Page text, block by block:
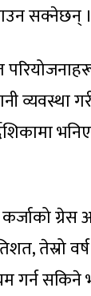
सक्नेछन् ।
व्यवस्था
ग्रेस
तेस्रो वर्ष
गर्न